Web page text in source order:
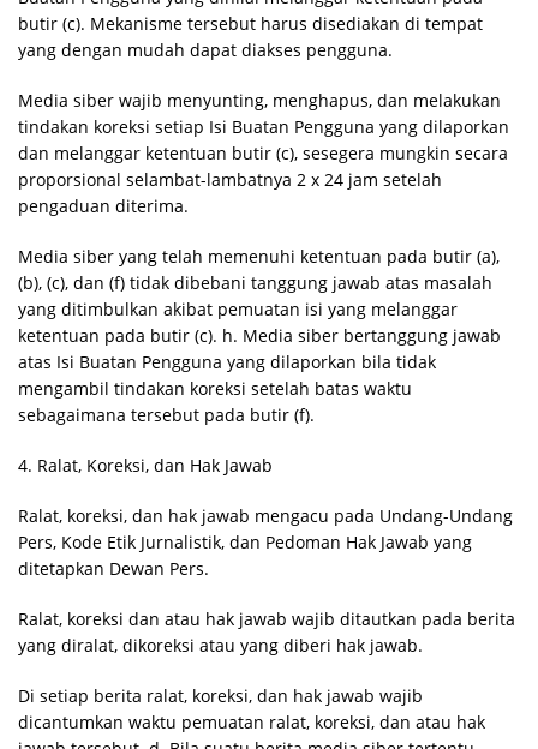
butir (c). Mekanisme tersebut harus disediakan di tempat
yang dengan mudah dapat diakses pengguna.
Media siber wajib menyunting, menghapus, dan melakukan
tindakan koreksi setiap Isi Buatan Pengguna yang dilaporkan
dan melanggar ketentuan butir (c), sesegera mungkin secara
proporsional selambat-lambatnya 2 x 24 jam setelah
pengaduan diterima.
Media siber yang telah memenuhi ketentuan pada butir (a),
(b), (c), dan (f) tidak dibebani tanggung jawab atas masalah
yang ditimbulkan akibat pemuatan isi yang melanggar
ketentuan pada butir (c). h. Media siber bertanggung jawab
atas Isi Buatan Pengguna yang dilaporkan bila tidak
mengambil tindakan koreksi setelah batas waktu
sebagaimana tersebut pada butir (f).
4. Ralat, Koreksi, dan Hak Jawab
Ralat, koreksi, dan hak jawab mengacu pada Undang-Undang
Pers, Kode Etik Jurnalistik, dan Pedoman Hak Jawab yang
ditetapkan Dewan Pers.
Ralat, koreksi dan atau hak jawab wajib ditautkan pada berita
yang diralat, dikoreksi atau yang diberi hak jawab.
Di setiap berita ralat, koreksi, dan hak jawab wajib
dicantumkan waktu pemuatan ralat, koreksi, dan atau hak